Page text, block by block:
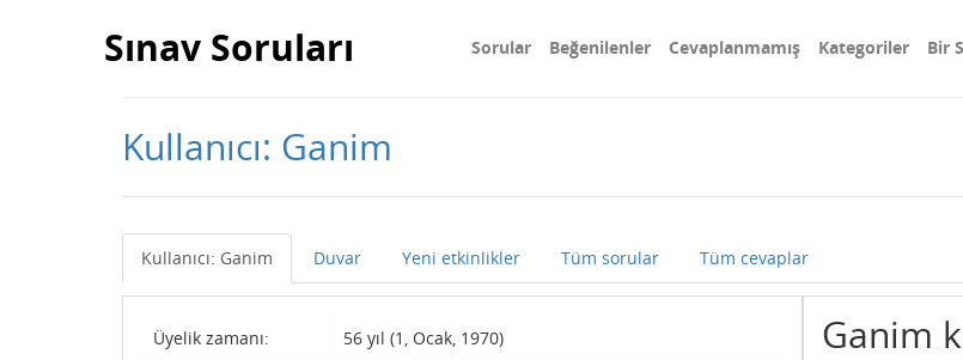
Sınav Soruları Sorular Beğenilenler Cevaplanmamış Kategoriler Bir
Kullanıcı: Ganim
Kullanıcı: Ganim Duvar Yeni etkinlikler Tüm sorular Tüm cevaplar
Üyelik zamanı: 56 yıl (1, Ocak, 1970) Ganim